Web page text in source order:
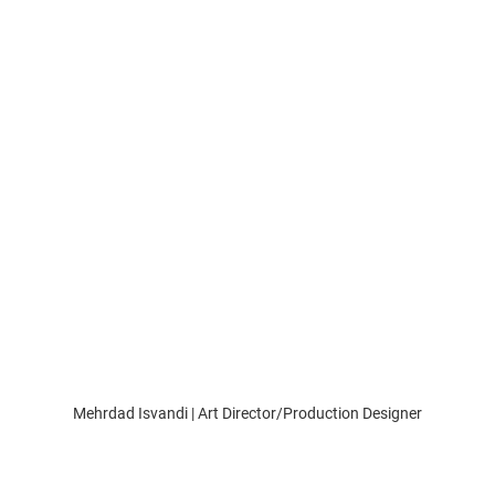
Mehrdad Isvandi | Art Director/Production Designer